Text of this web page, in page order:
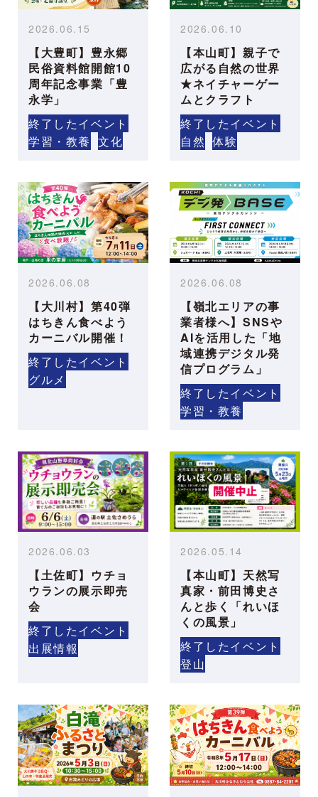
【大豊町】豊永郷
民俗資料館開館10
周年記念事業「豊
永学」
2026.06.15
終了したイベント
学習・教養 文化
【本山町】親子で
広がる自然の世界
★ネイチャーゲー
ムとクラフト
2026.06.10
終了したイベント
自然 体験
【大川村】第40弾
はちきん食べよう
カーニバル開催！
2026.06.08
終了したイベント
グルメ
【嶺北エリアの事
業者様へ】SNSや
AIを活用した「地
域連携デジタル発
信プログラム」
2026.06.08
終了したイベント
学習・教養
【土佐町】ウチョ
ウランの展示即売
会
2026.06.03
終了したイベント
出展情報
【本山町】天然写
真家・前田博史さ
んと歩く「れいほ
くの風景」
2026.05.14
終了したイベント
登山